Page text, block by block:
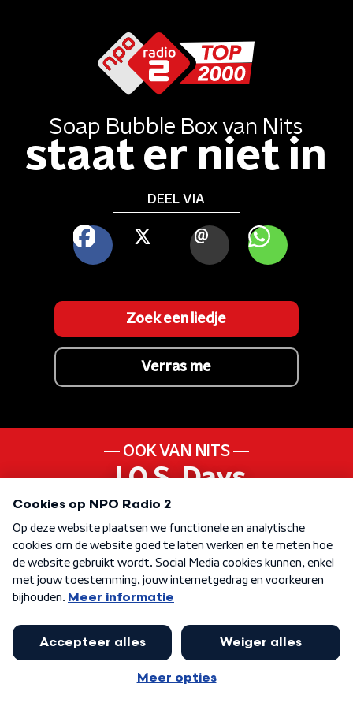
Soap Bubble Box van Nits
staat er niet in
DEEL VIA
FACEBOOK
X MAIL WHATSAPP
Zoek een liedje
Verras me
OOK VAN NITS
J.O.S. Days
ANDER LIEDJE UIT DE
90s
KEN JE DEZE NOG
Take Your Time (Do It
Right) (part 1)